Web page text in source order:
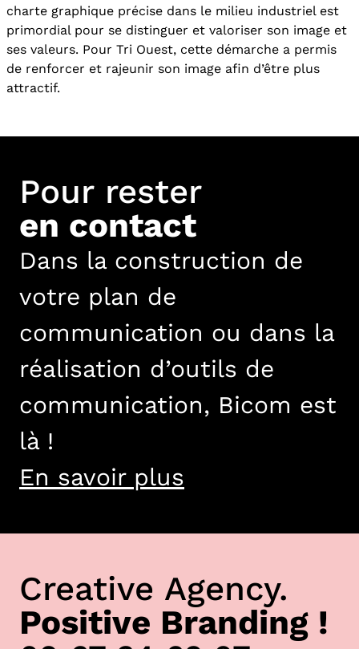
charte graphique précise dans le milieu industriel est
primordial pour se distinguer et valoriser son image et
ses valeurs. Pour Tri Ouest, cette démarche a permis
de renforcer et rajeunir son image afin d’être plus
attractif.
Pour rester
en contact
Dans la construction de
votre plan de
communication ou dans la
réalisation d’outils de
communication, Bicom est
là !
En savoir plus
Creative Agency.
Positive Branding !